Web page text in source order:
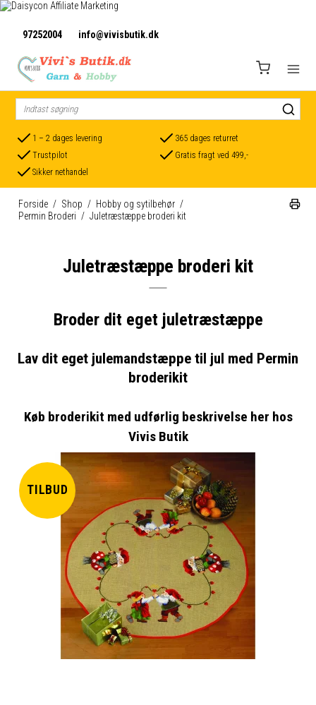
97252004 info@vivisbutik.dk
1 – 2 dages levering
365 dages returret
Trustpilot
Gratis fragt ved 499,-
Sikker nethandel
Forside / Shop / Hobby og sytilbehør /
Permin Broderi / Juletræstæppe broderi kit
Juletræstæppe broderi kit
Broder dit eget juletræstæppe
Lav dit eget julemandstæppe til jul med Permin
broderikit
Køb broderikit med udførlig beskrivelse her hos
Vivis Butik
TILBUD